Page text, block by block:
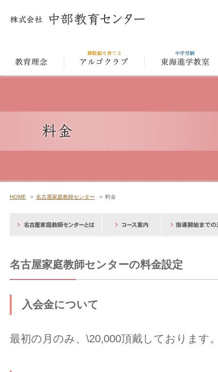
教育理念 アルゴク
HOME > 名古屋家庭教師センター > 料金
名古屋家庭教師センターの料金設定
入会金について
最初の月のみ、\20,000頂戴しております